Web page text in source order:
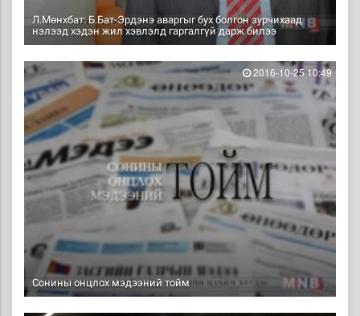
Л.Мөнхбат: Б.Бат-Эрдэнэ аваргыг бух болгон зурчихаад
нэлээд хэдэн жил хэвлэлд гаргалгүй дарж билээ
Сонины онцлох мэдээний тойм
2016-10-25 10:49